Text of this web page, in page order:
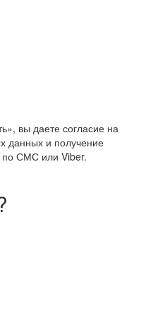
вы даете согласие на
данных и получение
СМС или Viber.